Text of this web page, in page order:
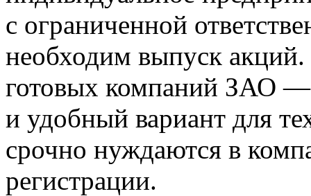
с ограниченной
необходим выпуск
готовых компаний ЗАО
и удобный вариант для
срочно нуждаются в
регистрации.